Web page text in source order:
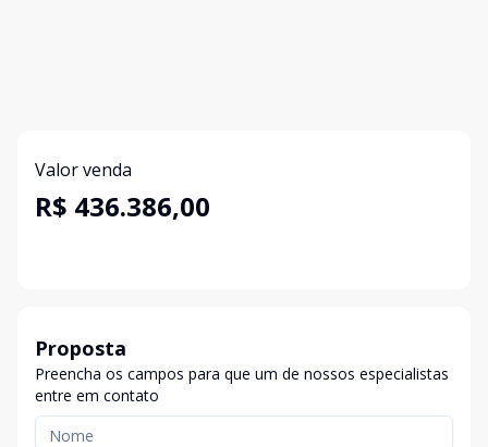
Valor venda
R$ 436.386,00
Proposta
Preencha os campos para que um de nossos especialistas
entre em contato